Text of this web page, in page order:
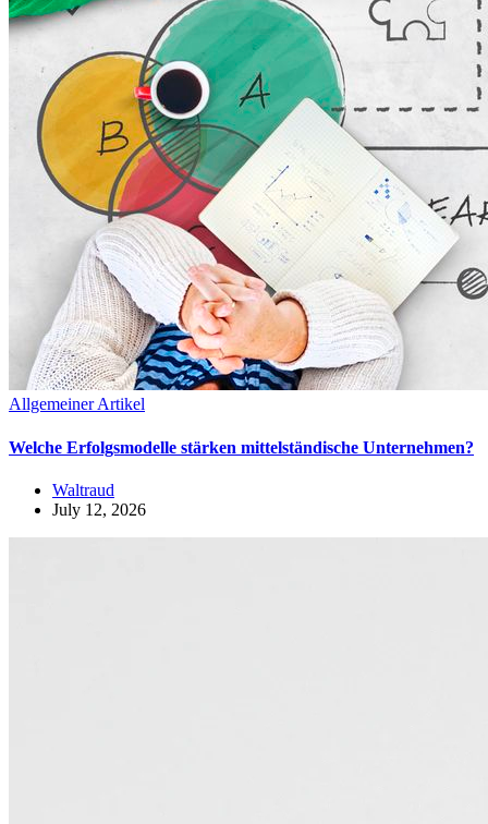
Allgemeiner Artikel
Welche Erfolgsmodelle stärken mittelständische Unternehmen?
Waltraud
July 12, 2026